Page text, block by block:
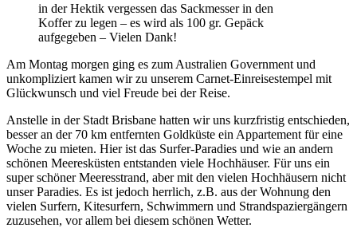
in der Hektik vergessen das Sackmesser in den
Koffer zu legen – es wird als 100 gr. Gepäck
aufgegeben – Vielen Dank!
Am Montag morgen ging es zum Australien Government und
unkompliziert kamen wir zu unserem Carnet-Einreisestempel mit
Glückwunsch und viel Freude bei der Reise.
Anstelle in der Stadt Brisbane hatten wir uns kurzfristig entschieden,
besser an der 70 km entfernten Goldküste ein Appartement für eine
Woche zu mieten. Hier ist das Surfer-Paradies und wie an andern
schönen Meeresküsten entstanden viele Hochhäuser. Für uns ein
super schöner Meeresstrand, aber mit den vielen Hochhäusern nicht
unser Paradies. Es ist jedoch herrlich, z.B. aus der Wohnung den
vielen Surfern, Kitesurfern, Schwimmern und Strandspaziergängern
zuzusehen, vor allem bei diesem schönen Wetter.